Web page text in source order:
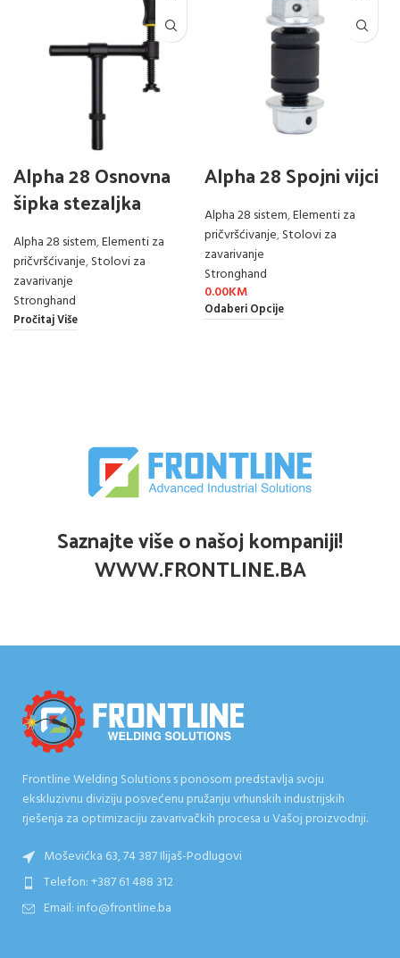
Alpha 28 Osnovna
šipka stezaljka
Alpha 28 sistem,Elementi za
pričvršćivanje,Stolovi za
zavarivanje
Stronghand
Pročitaj Više
Alpha 28 Spojni vijci
Alpha 28 sistem,Elementi za
pričvršćivanje,Stolovi za
zavarivanje
Stronghand
0.00KM
Odaberi Opcije
Saznajte više o našoj kompaniji!
WWW.FRONTLINE.BA
Frontline Welding Solutions s ponosom predstavlja svoju
ekskluzivnu diviziju posvećenu pružanju vrhunskih industrijskih
rješenja za optimizaciju zavarivačkih procesa u Vašoj proizvodnji.
Moševićka 63, 74 387 Ilijaš-Podlugovi
Telefon: +387 61 488 312
Email: info@frontline.ba